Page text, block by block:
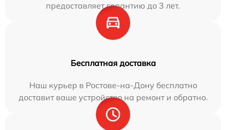
предоставляет гарантию до 3 лет.
Бесплатная доставка
Наш курьер в Ростове-на-Дону бесплатно
доставит ваше устройство на ремонт и обратно.